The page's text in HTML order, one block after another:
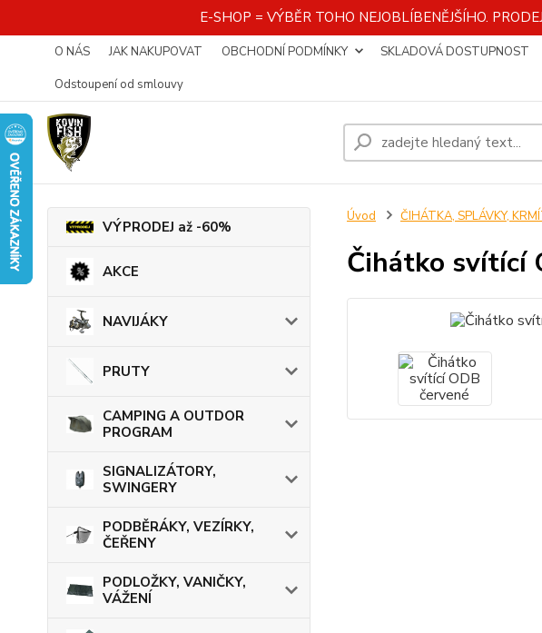
E-SHOP = VÝBĚR TOHO NEJOBLÍBENĚJŠÍHO.
O NÁS JAK NAKUPOVAT OBCHODNÍ PODMÍNKY SKLADOVÁ DOSTUPNOST
Odstoupení od smlouvy
VÝPRODEJ až -60%
AKCE
NAVIJÁKY
PRUTY
CAMPING A OUTDOR
PROGRAM
SIGNALIZÁTORY,
SWINGERY
PODBĚRÁKY, VEZÍRKY,
ČEŘENY
PODLOŽKY, VANIČKY,
VÁŽENÍ
Úvod ČIHÁTKA, SPLÁVKY,
Čihátko svítící